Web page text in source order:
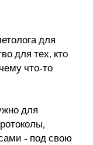
для
для тех, кто
что-то
для
- под свою